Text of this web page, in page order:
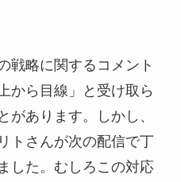
戦略に関するコメント
から目線」と受け取ら
があります。しかし、
トさんが次の配信で丁
した。むしろこの対応